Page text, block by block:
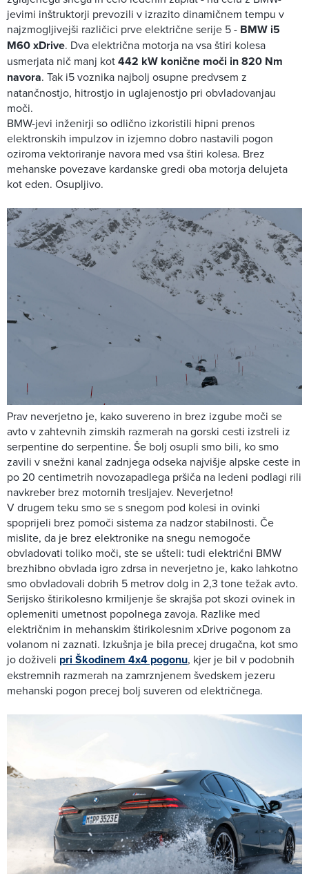
jevimi inštruktorji prevozili v izrazito dinamičnem tempu v
najzmogljivejši različici prve električne serije 5 - BMW i5
M60 xDrive. Dva električna motorja na vsa štiri kolesa
usmerjata nič manj kot442 kW konične moči in 820 Nm
navora. Tak i5 voznika najbolj osupne predvsem z
natančnostjo, hitrostjo in uglajenostjo pri obvladovanjau
moči.
BMW-jevi inženirji so odlično izkoristili hipni prenos
elektronskih impulzov in izjemno dobro nastavili pogon
oziroma vektoriranje navora med vsa štiri kolesa. Brez
mehanske povezave kardanske gredi oba motorja delujeta
kot eden. Osupljivo.
Prav neverjetno je, kako suvereno in brez izgube moči se
avto v zahtevnih zimskih razmerah na gorski cesti izstreli iz
serpentine do serpentine. Še bolj osupli smo bili, ko smo
zavili v snežni kanal zadnjega odseka najvišje alpske ceste in
po 20 centimetrih novozapadlega pršiča na ledeni podlagi rili
navkreber brez motornih tresljajev. Neverjetno!
V drugem teku smo se s snegom pod kolesi in ovinki
spoprijeli brez pomoči sistema za nadzor stabilnosti. Če
mislite, da je brez elektronike na snegu nemogoče
obvladovati toliko moči, ste se ušteli: tudi električni BMW
brezhibno obvlada igro zdrsa in neverjetno je, kako lahkotno
smo obvladovali dobrih 5 metrov dolg in 2,3 tone težak avto.
Serijsko štirikolesno krmiljenje še skrajša pot skozi ovinek in
oplemeniti umetnost popolnega zavoja. Razlike med
električnim in mehanskim štirikolesnim xDrive pogonom za
volanom ni zaznati. Izkušnja je bila precej drugačna, kot smo
jo doživeli pri Škodinem 4x4 pogonu, kjer je bil v podobnih
ekstremnih razmerah na zamrznjenem švedskem jezeru
mehanski pogon precej bolj suveren od električnega.